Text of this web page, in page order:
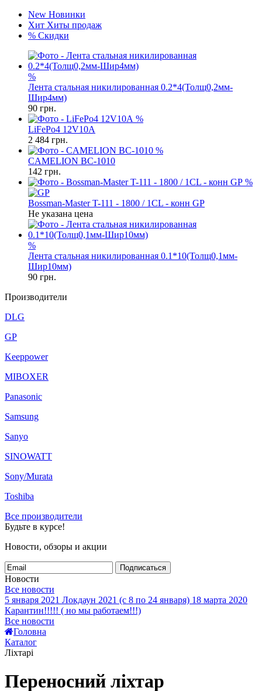
New Новинки
Хит Хиты продаж
% Скидки
%
Лента стальная никилированная 0.2*4(Толщ0,2мм-
Шир4мм)
90 грн.
%
LiFePo4 12V10A
2 484 грн.
%
CAMELION BC-1010
142 грн.
%
Bossman-Master T-111 - 1800 / 1CL - конн GP
Не указана цена
%
Лента стальная никилированная 0.1*10(Толщ0,1мм-
Шир10мм)
90 грн.
Производители
DLG
GP
Keeppower
MIBOXER
Panasonic
Samsung
Sanyo
SINOWATT
Sony/Murata
Toshiba
Все производители
Будьте в курсе!
Новости, обзоры и акции
Подписаться
Новости
Все новости
5 января 2021 Локдаун 2021 (с 8 по 24 января) 18 марта 2020
Карантин!!!!! ( но мы работаем!!!)
Все новости
Головна
Каталог
Ліхтарі
Переносний ліхтар